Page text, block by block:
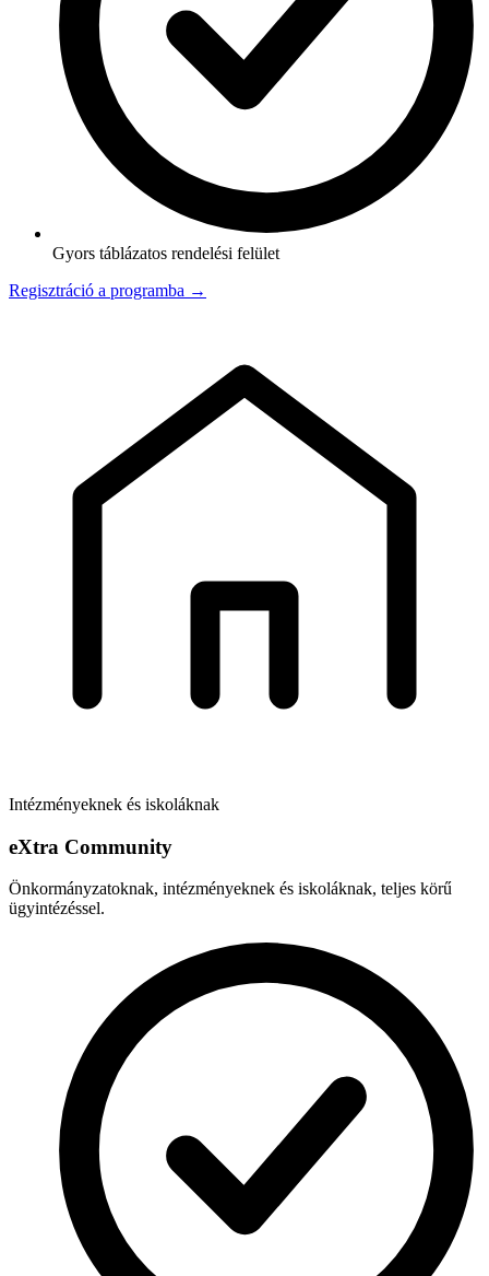
Gyors táblázatos rendelési felület
Regisztráció a programba →
Intézményeknek és iskoláknak
eXtra Community
Önkormányzatoknak, intézményeknek és iskoláknak, teljes körű
ügyintézéssel.